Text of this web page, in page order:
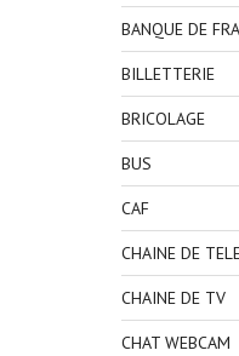
BANQUE DE
BILLETTERIE
BRICOLAGE
BUS
CAF
CHAINE DE
CHAINE DE TV
CHAT WEBCAM